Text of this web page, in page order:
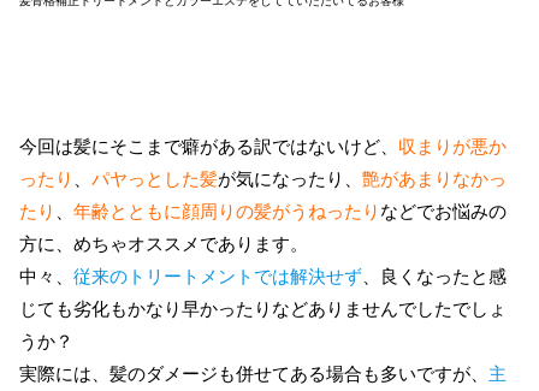
今回は髪にそこまで癖がある訳ではないけど、 収まりが悪か
ったり
パヤっとした髪が気になったり、 艶があまりなかっ
たり
年齢とともに顔周りの髪がうねったり などでお悩みの
方に、めちゃオススメであります。
中々、 従来のトリートメントでは解決せず 、良くなったと感
じても劣化もかなり早かったりなどありませんでしたでしょ
うか？
実際には、髪のダメージも併せてある場合も多いですが、 主